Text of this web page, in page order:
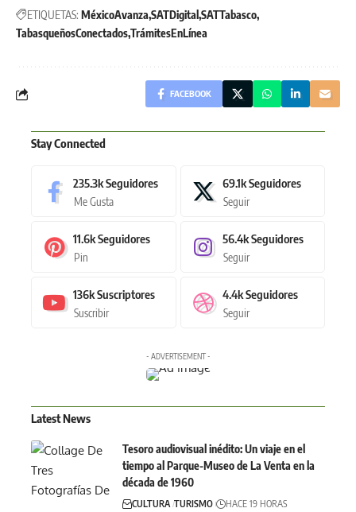
ETIQUETAS: MéxicoAvanza SATDigital SATTabasco
TabasqueñosConectadosTrámitesEnLínea
FACEBOOK
Stay Connected
235.3kSeguidores
Me Gusta
69.1kSeguidores
Seguir
11.6kSeguidores
Pin
56.4kSeguidores
Seguir
136kSuscriptores
Suscribir
4.4kSeguidores
Seguir
- ADVERTISEMENT -
Latest News
Tesoro audiovisual inédito: Un viaje en el
tiempo al Parque-Museo de La Venta en la
década de 1960
CULTURA TURISMO HACE 19 HORAS